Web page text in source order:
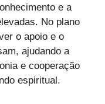
e a
No plano
o apoio e o
ajudando a
e cooperação
espiritual.